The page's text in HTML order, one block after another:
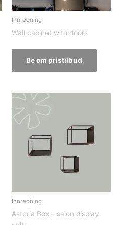
Innredning
Wall cabinet with doors
Be om pristilbud
Innredning
Astoria Box – salon display